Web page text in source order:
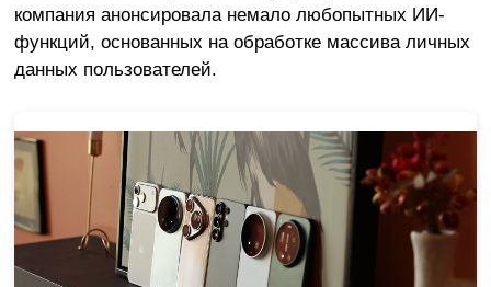
компания анонсировала немало любопытных ИИ-
функций, основанных на обработке массива личных
данных пользователей.